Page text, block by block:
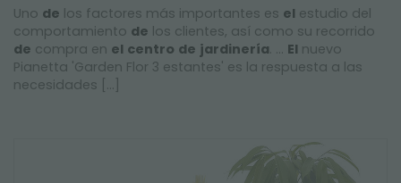
Uno de los factores más importantes es el estudio del
comportamiento de los clientes, así como su recorrido
de compra en el centro de jardinería. ... El nuevo
Pianetta 'Garden Flor 3 estantes' es la respuesta a las
necesidades [...]